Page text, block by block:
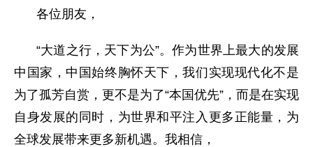
各位朋友，
“大道之行，天下为公”。作为世界上最大的发展
中国家，中国始终胸怀天下，我们实现现代化不是
为了孤芳自赏，更不是为了“本国优先”，而是在实现
自身发展的同时，为世界和平注入更多正能量，为
全球发展带来更多新机遇。我相信，